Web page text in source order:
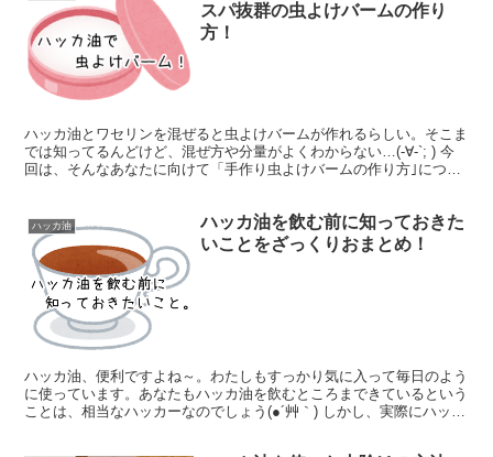
スパ抜群の虫よけバームの作り
方！
ハッカ油とワセリンを混ぜると虫よけバームが作れるらしい。そこま
では知ってるんどけど、混ぜ方や分量がよくわからない…(-∀-`; ) 今
回は、そんなあなたに向けて「手作り虫よけバームの作り方｣につい
ハッカ油
ハッカ油を飲む前に知っておきた
いことをざっくりおまとめ！
ハッカ油、便利ですよね～。わたしもすっかり気に入って毎日のよう
に使っています。あなたもハッカ油を飲むところまできているという
ことは、相当なハッカーなのでしょう(●´艸｀) しかし、実際にハッカ